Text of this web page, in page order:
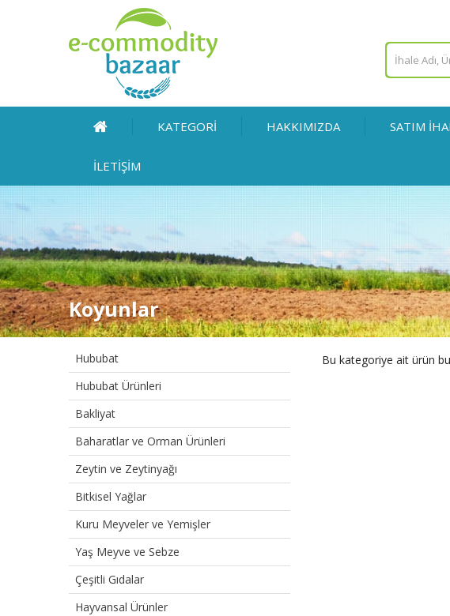
KATEGORİ HAKKIMIZDA SATIM
İLETİŞİM
Koyunlar
Hububat
Hububat Ürünleri
Bakliyat
Baharatlar ve Orman Ürünleri
Zeytin ve Zeytinyağı
Bitkisel Yağlar
Kuru Meyveler ve Yemişler
Yaş Meyve ve Sebze
Çeşitli Gıdalar
Hayvansal Ürünler
Bu kategoriye ait ürün